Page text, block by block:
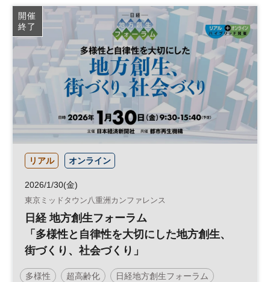
ジェンダー ウェルビーイング 日経SDGsフェス
日経SDGsフォーラム SDGs ダイバーシティ
女性活躍 参加無料
開催
終了
リアル オンライン
2026/1/30(金)
東京ミッドタウン八重洲カンファレンス
日経 地方創生フォーラム
「多様性と自律性を大切にした地方創生、
街づくり、社会づくり」
多様性 超高齢化 日経地方創生フォーラム